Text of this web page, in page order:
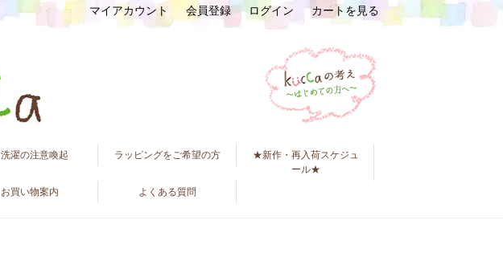
マイアカウント 会員登録 ログイン カートを見る
濯の注意喚起 ラッピングをご希望の方
★新作・再入荷スケジュ
ール★
お買い物案内 よくある質問